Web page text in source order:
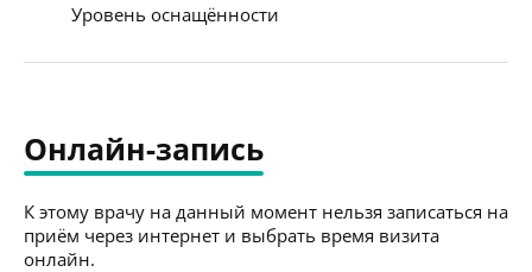
Уровень оснащённости
Онлайн-запись
К этому врачу на данный момент нельзя записаться на
приём через интернет и выбрать время визита
онлайн.